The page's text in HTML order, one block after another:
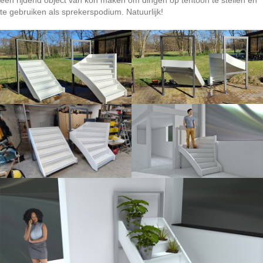
te gebruiken als sprekerspodium. Natuurlijk!